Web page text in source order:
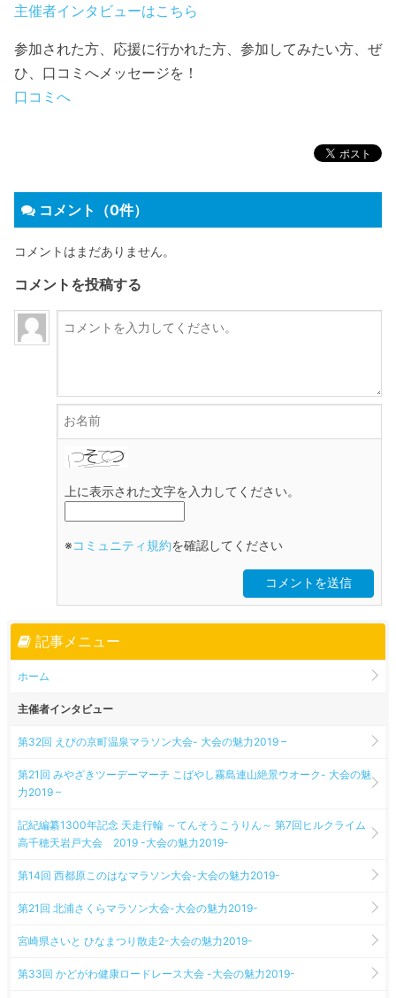
主催者インタビューはこちら
参加された方、応援に行かれた方、参加してみたい方、ぜ
ひ、口コミへメッセージを！
口コミへ
コメント（0件）
コメントはまだありません。
コメントを投稿する
上に表示された文字を入力してください。
※コミュニティ規約を確認してください
記事メニュー
ホーム
主催者インタビュー
第32回 えびの京町温泉マラソン大会- 大会の魅力2019 –
第21回 みやざきツーデーマーチ こばやし霧島連山絶景ウオーク- 大会の魅
力2019 –
記紀編纂1300年記念 天走行輪 ～てんそうこうりん～ 第7回ヒルクライム
高千穂天岩戸大会 2019 -大会の魅力2019-
第14回 西都原このはなマラソン大会-大会の魅力2019-
第21回 北浦さくらマラソン大会-大会の魅力2019-
宮崎県さいと ひなまつり散走2-大会の魅力2019-
第33回 かどがわ健康ロードレース大会 -大会の魅力2019-